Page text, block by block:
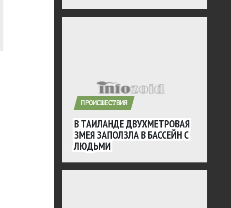
ПРОИСШЕСТВИЯ
В ТАИЛАНДЕ ДВУХМЕТРОВАЯ
ЗМЕЯ ЗАПОЛЗЛА В БАССЕЙН С
ЛЮДЬМИ